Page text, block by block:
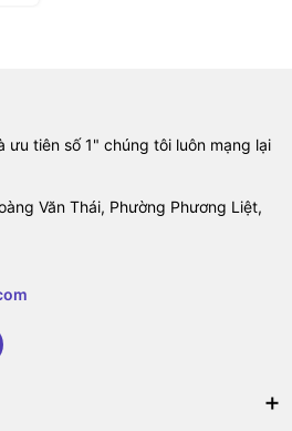
ưu tiên số 1" chúng tôi luôn mạng lại
Văn Thái, Phường Phương Liệt,